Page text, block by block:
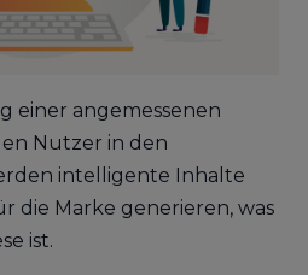
einer angemessenen
Nutzer in den
intelligente Inhalte
die Marke generieren, was
ist.